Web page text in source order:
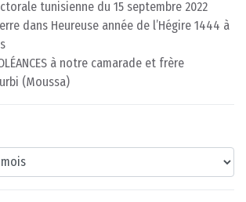
tunisienne du 15 septembre 2022
dans Heureuse année de l’Hégire 1444 à
à notre camarade et frère
(Moussa)